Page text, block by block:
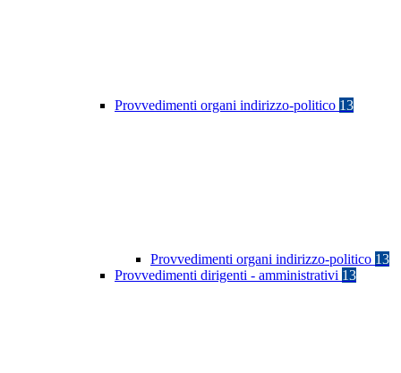
Provvedimenti organi indirizzo-politico 13
Provvedimenti organi indirizzo-politico 13
Provvedimenti dirigenti - amministrativi 13